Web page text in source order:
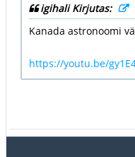
igihali Kirjutas:
Kanada astronoomi
https://youtu.be/